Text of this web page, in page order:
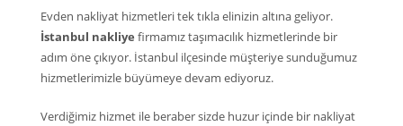
Evden nakliyat hizmetleri tek tıkla elinizin altına geliyor.
İstanbul nakliye firmamız taşımacılık hizmetlerinde bir
adım öne çıkıyor. İstanbul ilçesinde müşteriye sunduğumuz
hizmetlerimizle büyümeye devam ediyoruz.
Verdiğimiz hizmet ile beraber sizde huzur içinde bir nakliyat